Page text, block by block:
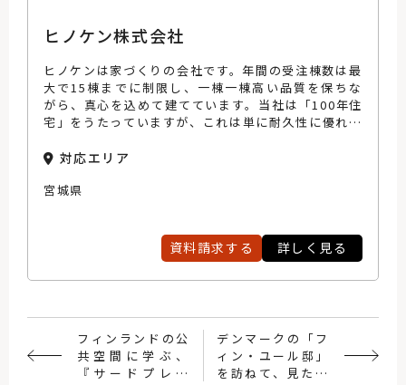
ヒノケン株式会社
ヒノケンは家づくりの会社です。年間の受注棟数は最
大で15棟までに制限し、一棟一棟高い品質を保ちな
がら、真心を込めて建てています。当社は「100年住
宅」をうたっていますが、これは単に耐久性に優れて
っと快適に暮らせて、一生の財産となる住まいを、手
い、妥協を許さない。だからこそ、「住まうほどにし
お変わらない家こそ真に快適な住まいである」をモッ
トーに、親からお子様、そしてお孫様へと世代を超え
て、快適に安全に、健康に暮らしていける、強くて暖
た企業として、住まいづくりを通して皆様がイキイキ
と元気に暮らせる地域社会づくりに貢献していきま
対応エリア
宮城県
資料請求する 詳しく見る
フィンランドの公
共空間に学ぶ、
『サードプレイ
デンマークの「フ
ィン・ユール邸」
を訪ねて、見たこ